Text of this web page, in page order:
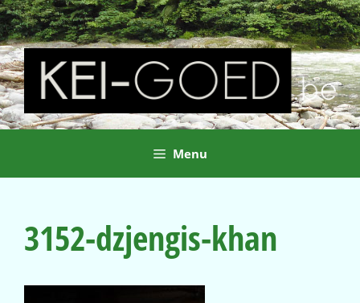
Ga
naar
de
inhoud
Menu
3152-dzjengis-khan